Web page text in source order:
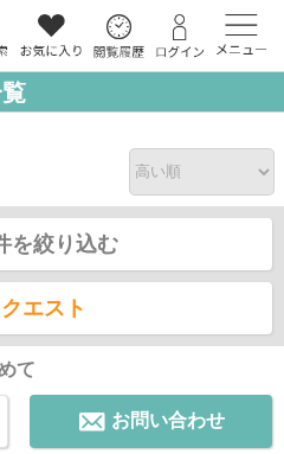
を絞り込む
エスト
て
お問い合わせ